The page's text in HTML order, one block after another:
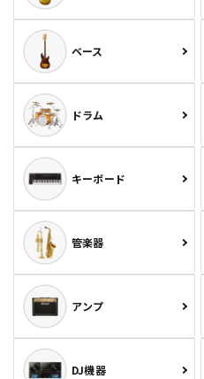
ベース
ドラム
キーボード
管楽器
アンプ
DJ機器